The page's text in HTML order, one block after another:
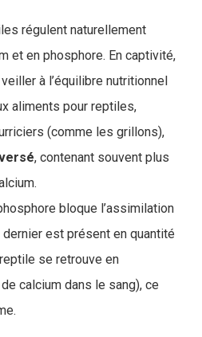
régulent naturellement
et en phosphore. En captivité,
à l’équilibre nutritionnel
aliments pour reptiles,
(comme les grillons),
, contenant souvent plus
bloque l’assimilation
est présent en quantité
se retrouve en
calcium dans le sang), ce